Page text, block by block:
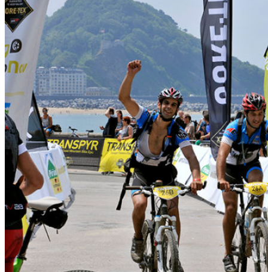
Francesc Piqué y Álex Ferreiro,
finishers de la Transpyr 2013